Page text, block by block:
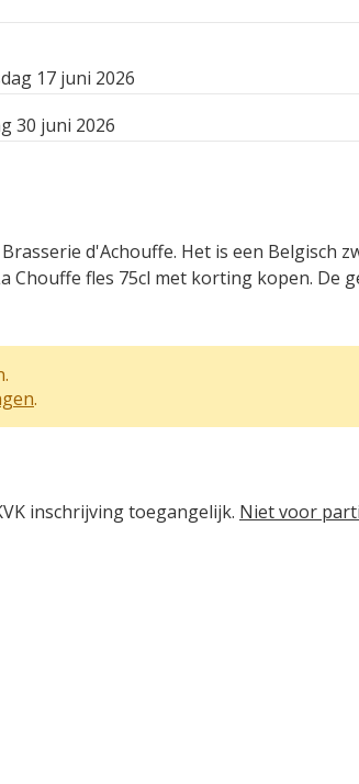
17 juni 2026
30 juni 2026
d'Achouffe. Het is een Belgisch
Chouffe fles 75cl met korting kopen. De
.
inschrijving toegangelijk. Niet voor